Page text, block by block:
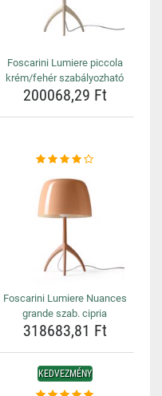
Foscarini Lumiere piccola
krém/fehér szabályozható
200068,29 Ft
Foscarini Lumiere Nuances
grande szab. cipria
318683,81 Ft
KEDVEZMÉNY